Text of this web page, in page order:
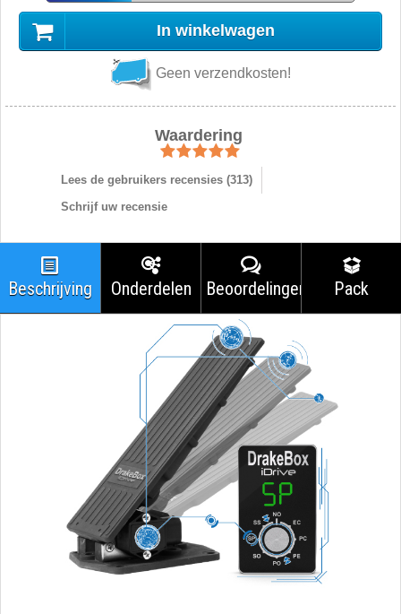
In winkelwagen
Geen verzendkosten!
Waardering
Lees de gebruikers recensies (313)
Schrijf uw recensie
Beschrijving Onderdelen Beoordelingen Pack